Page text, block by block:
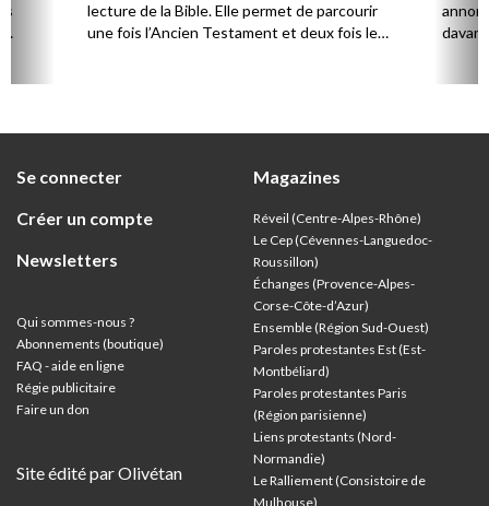
lecture de la Bible. Elle permet de parcourir
une fois l’Ancien Testament et deux fois le
Se connecter
Créer un compte
Newsletters
Qui sommes-nous ?
Abonnements (boutique)
FAQ - aide en ligne
Régie publicitaire
Faire un don
Site édité par Olivétan
Magazines
Réveil (Centre-Alpes-Rhône)
Le Cep (Cévennes-Languedoc-
Roussillon)
Échanges (Provence-Alpes-
Corse-Côte-d’Azur)
Ensemble (Région Sud-Ouest)
Paroles protestantes Est (Est-
Montbéliard)
Paroles protestantes Paris
(Région parisienne)
Liens protestants (Nord-
Normandie)
Le Ralliement (Consistoire de
Mulhouse)